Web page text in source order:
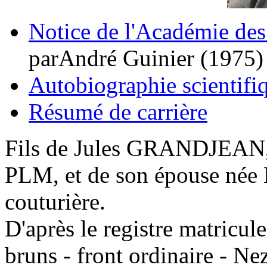
Notice de l'Académie
parAndré Guinier (1975)
Autobiographie
Résumé de carrière
Fils de Jules
PLM, et de son épouse
couturière.
D'après le registre
bruns - front ordinaire -